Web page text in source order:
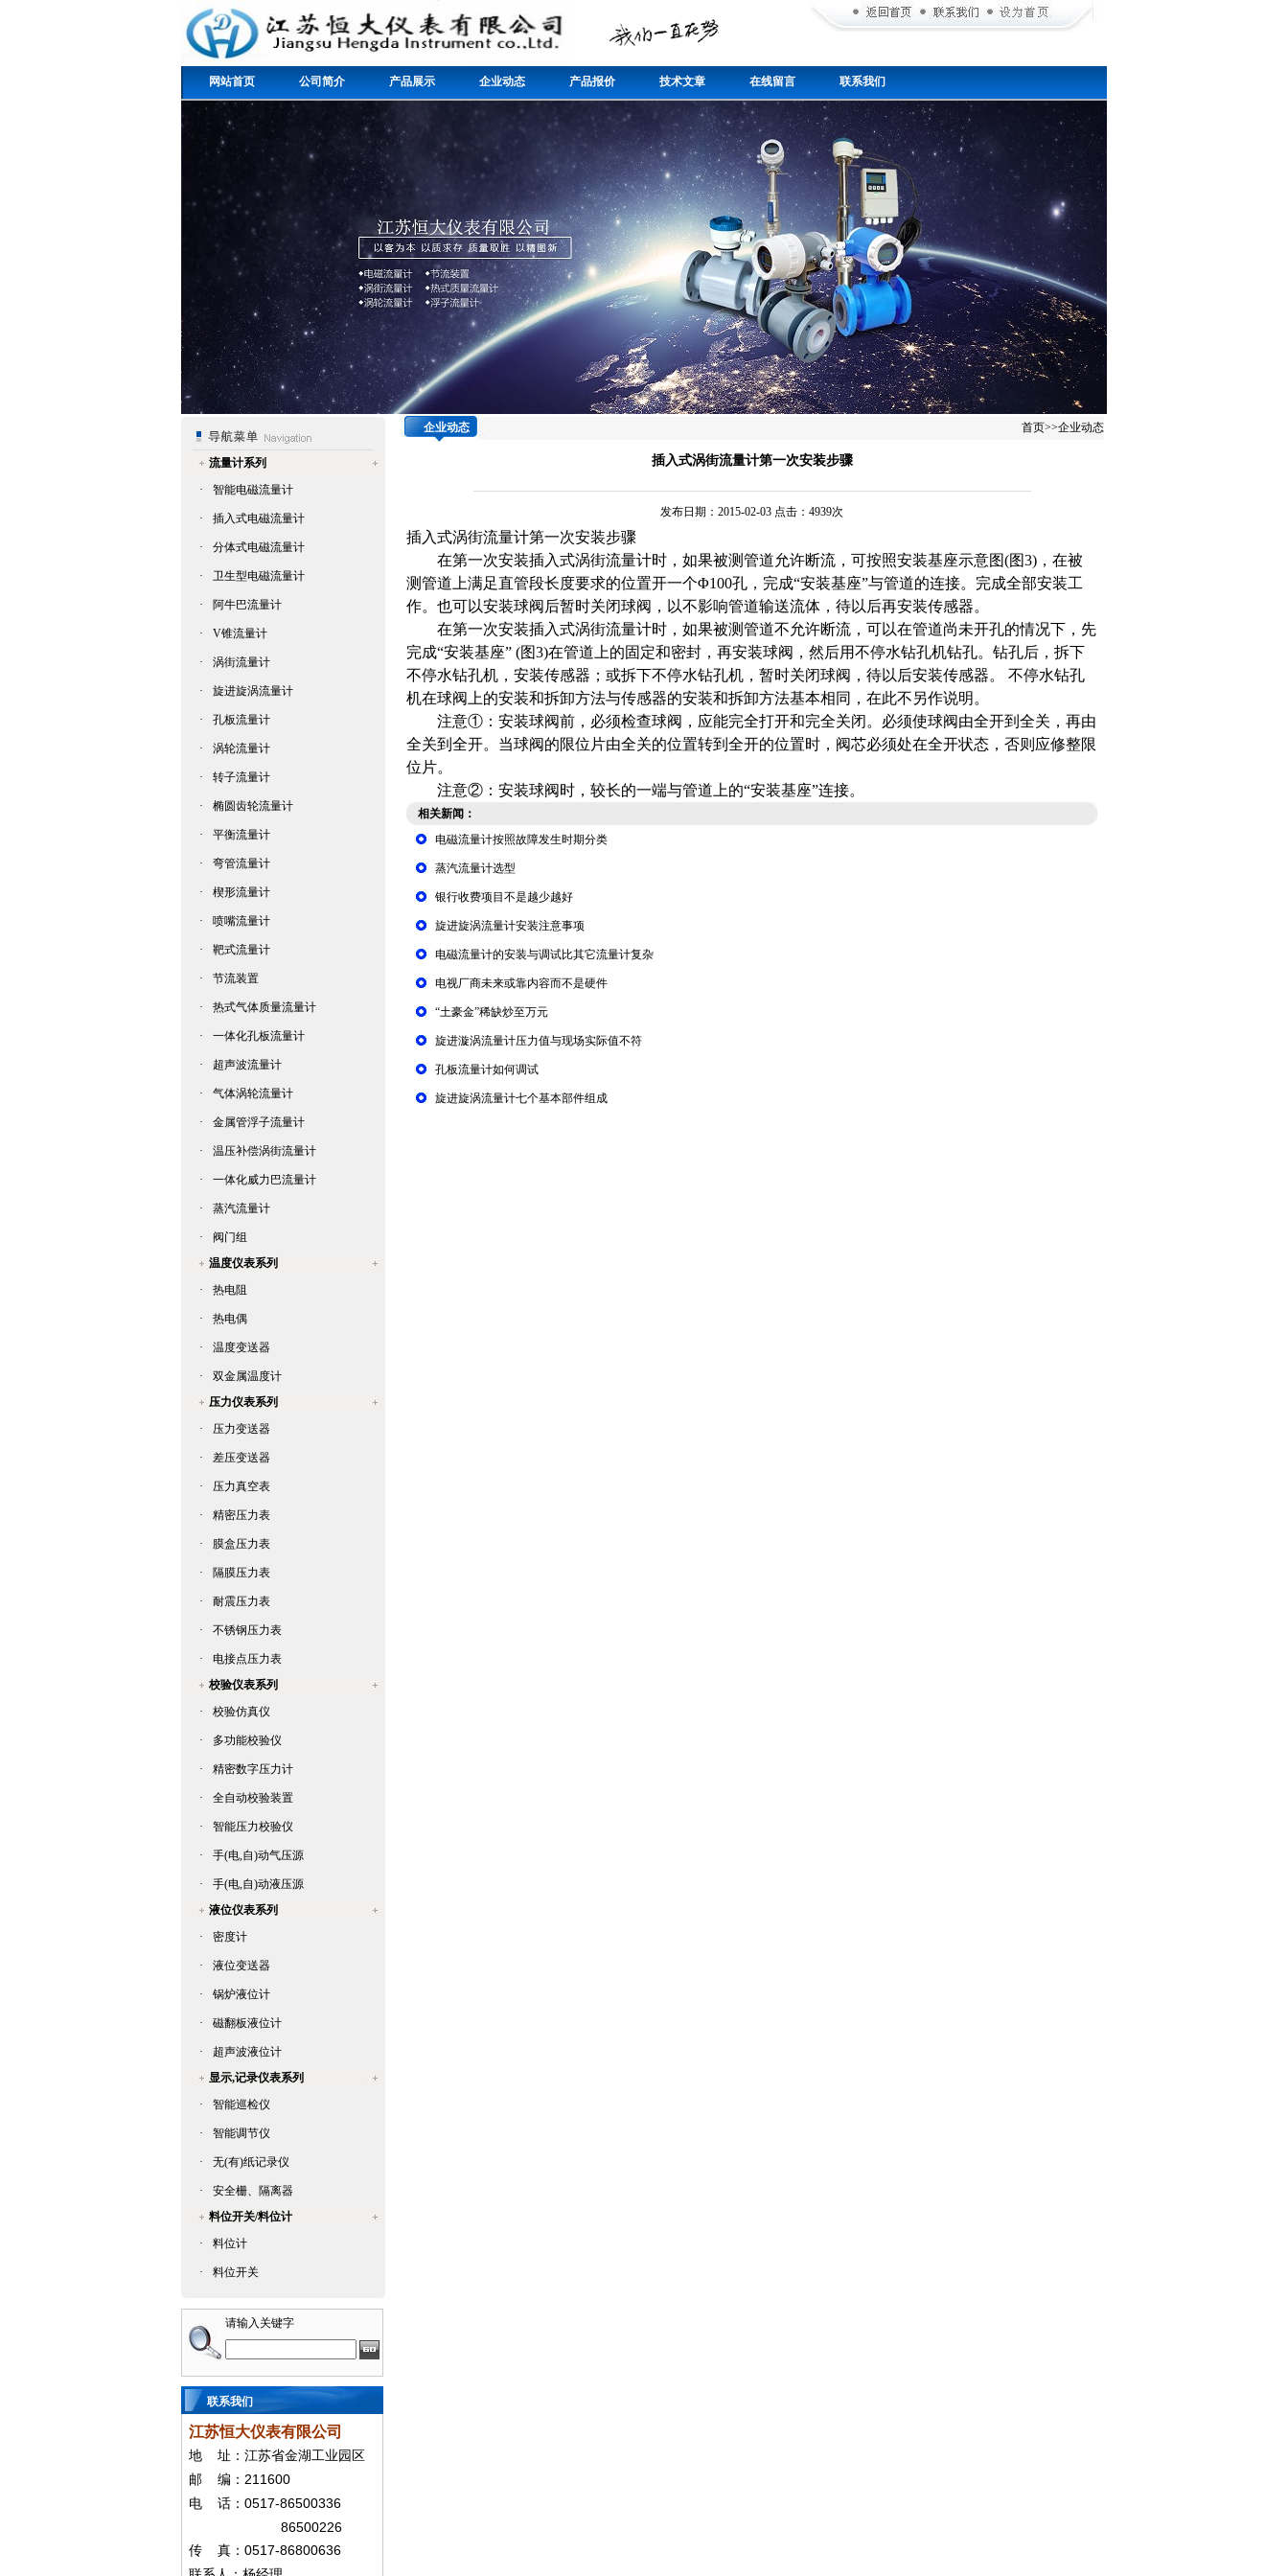
网站首页 公司简介 产品展示 企业动态 产品报价 技术文章 在线留言 联系我们
流量计系列
·
智能电磁流量计
· 插入式电磁流量计
· 分体式电磁流量计
· 卫生型电磁流量计
· 阿牛巴流量计
· V锥流量计
· 涡街流量计
· 旋进旋涡流量计
· 孔板流量计
· 涡轮流量计
· 转子流量计
· 椭圆齿轮流量计
· 平衡流量计
· 弯管流量计
· 楔形流量计
· 喷嘴流量计
· 靶式流量计
· 节流装置
· 热式气体质量流量计
· 一体化孔板流量计
· 超声波流量计
· 气体涡轮流量计
· 金属管浮子流量计
· 温压补偿涡街流量计
· 一体化威力巴流量计
· 蒸汽流量计
·
阀门组
温度仪表系列
·
热电阻
· 热电偶
· 温度变送器
·
双金属温度计
压力仪表系列
·
压力变送器
· 差压变送器
· 压力真空表
· 精密压力表
· 膜盒压力表
· 隔膜压力表
· 耐震压力表
· 不锈钢压力表
·
电接点压力表
校验仪表系列
·
校验仿真仪
· 多功能校验仪
· 精密数字压力计
· 全自动校验装置
· 智能压力校验仪
· 手(电,自)动气压源
·
手(电,自)动液压源
液位仪表系列
·
密度计
· 液位变送器
· 锅炉液位计
· 磁翻板液位计
·
超声波液位计
显示,记录仪表系列
·
智能巡检仪
· 智能调节仪
· 无(有)纸记录仪
·
安全栅、隔离器
料位开关/料位计
·
料位计
· 料位开关
请输入关键字
联系我们
江苏恒大仪表有限公司
地
址：江苏省金湖工业园区
邮
编： 211600
电 话： 0517-86500336
86500226
传 真： 0517-86800636
企业动态 首页>>企业动态
插入式涡街流量计第一次安装步骤
发布日期：2015-02-03 点击：4939次
插入式涡街流量计第一次安装步骤
在第一次安装插入式涡街流量计时，如果被测管道允许断流，可按照安装基座示意图(图3)，在被
测管道上满足直管段长度要求的位置开一个Φ100孔，完成“安装基座”与管道的连接。完成全部安装工
作。也可以安装球阀后暂时关闭球阀，以不影响管道输送流体，待以后再安装传感器。
在第一次安装插入式涡街流量计时，如果被测管道不允许断流，可以在管道尚未开孔的情况下，先
完成“安装基座” (图3)在管道上的固定和密封，再安装球阀，然后用不停水钻孔机钻孔。钻孔后，拆下
不停水钻孔机，安装传感器；或拆下不停水钻孔机，暂时关闭球阀，待以后安装传感器。 不停水钻孔
机在球阀上的安装和拆卸方法与传感器的安装和拆卸方法基本相同，在此不另作说明。
注意①：安装球阀前，必须检查球阀，应能完全打开和完全关闭。必须使球阀由全开到全关，再由
全关到全开。当球阀的限位片由全关的位置转到全开的位置时，阀芯必须处在全开状态，否则应修整限
位片。
注意②：安装球阀时，较长的一端与管道上的“安装基座”连接。
相关新闻：
电磁流量计按照故障发生时期分类
蒸汽流量计选型
银行收费项目不是越少越好
旋进旋涡流量计安装注意事项
电磁流量计的安装与调试比其它流量计复杂
电视厂商未来或靠内容而不是硬件
“土豪金”稀缺炒至万元
旋进漩涡流量计压力值与现场实际值不符
孔板流量计如何调试
旋进旋涡流量计七个基本部件组成